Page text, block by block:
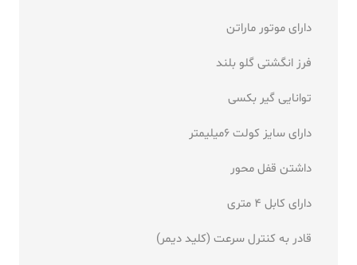
دارای موتور ماراتن
فرز انگشتی گلو بلند
توانایی گیر بکسی
دارای سایز کولت 6میلیمتر
داشتن قفل محور
دارای کابل 4 متری
قادر به کنترل سرعت (کلید دیمر)